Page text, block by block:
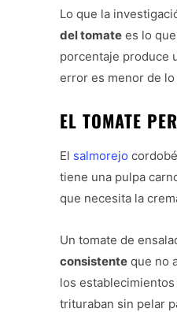
Lo que la
del tomate es lo
porcentaje produce
error es menor de
EL TOMATE
El salmorejo
tiene una pulpa
que necesita la
Un tomate de
consistente que no
los
trituraban sin pelar